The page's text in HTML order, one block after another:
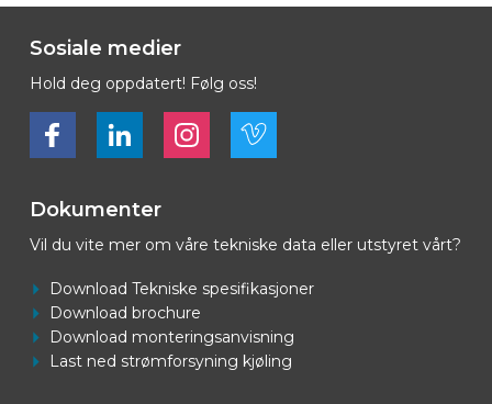
Sosiale medier
Hold deg oppdatert! Følg oss!
Bekijk ons op FacebookBekijk ons op LinkedInBekijk ons op LinkedInBekijk ons op Vimeo
Dokumenter
Vil du vite mer om våre tekniske data eller utstyret vårt?
Download Tekniske spesifikasjoner
Download brochure
Download monteringsanvisning
Last ned strømforsyning kjøling